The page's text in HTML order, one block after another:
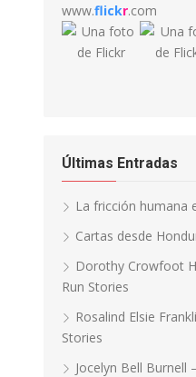
www.flickr.com
Últimas Entradas
La fricción humana
Cartas desde
Dorothy Crowfoot
Run Stories
Rosalind Elsie
Stories
Jocelyn Bell Burnell